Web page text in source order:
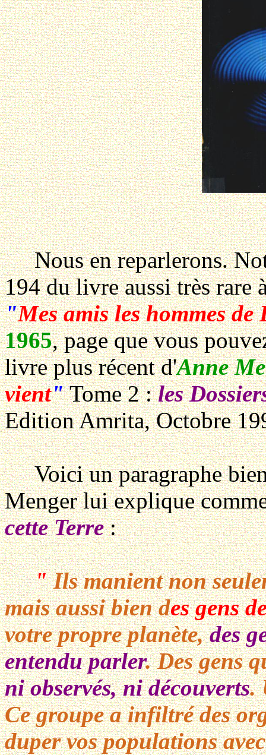
Nous en reparlerons.
194 du livre aussi très rare
"Mes amis les hommes de
1965, page que vous
livre plus récent d'Anne
vient"Tome 2 :les
Edition Amrita, Octobre
Voici un paragraphe
Menger lui explique
cette Terre:
" Ils manient non
mais aussi bien des gens
votre propre planète,des
entendu parler. Des gens
ni observés, ni découverts.
Ce groupe a infiltré des
duper vos populations